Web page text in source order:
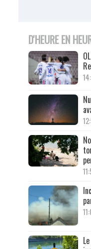
D'HEURE EN